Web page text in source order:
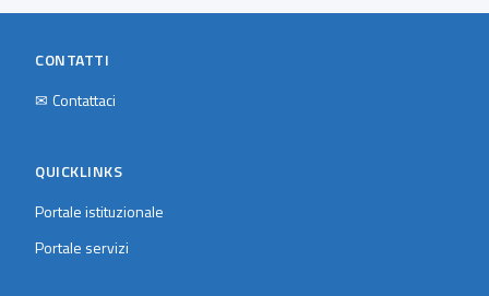
CONTATTI
✉ Contattaci
QUICKLINKS
Portale istituzionale
Portale servizi